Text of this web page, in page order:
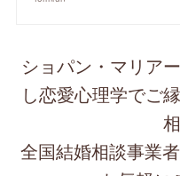
ショパン・マリア
し恋愛心理学でご
全国結婚相談事業